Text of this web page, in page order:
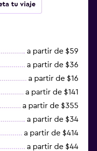
tu viaje
a partir de $59
a partir de $36
a partir de $16
a partir de $141
a partir de $355
a partir de $34
a partir de $414
a partir de $44